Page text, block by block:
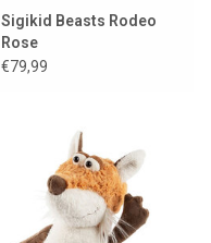
Sigikid Beasts Rodeo
Rose
€79,99